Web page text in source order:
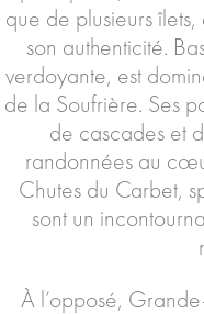
que de plusieurs
son authenticité.
verdoyante, est
de la Soufrière. Ses
de cascades et
randonnées au
Chutes du Carbet,
sont un
À l’opposé,